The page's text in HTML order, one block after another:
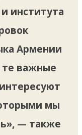
института
Армении
важные
мы
— также